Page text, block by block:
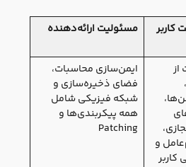
کاربر مسئولیت ارائه‌دهنده
و
ایمن‌سازی محاسبات،
فضای ذخیره‌سازی و
شبکه فیزیکی شامل
همه پیکربندی‌ها و
Patching